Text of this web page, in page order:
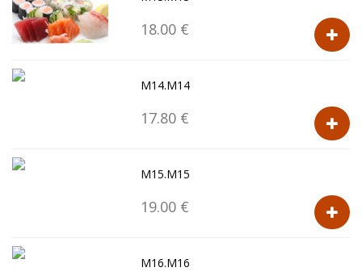
18.00 €
M14.M14
17.80 €
M15.M15
19.00 €
M16.M16